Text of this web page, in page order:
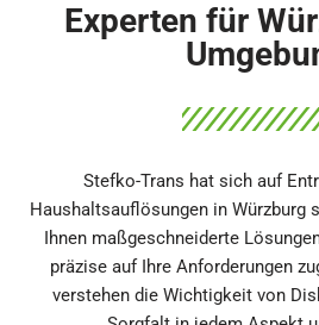
Experten für
Stefko-Trans hat sich auf
Haushaltsauflösungen in Würzburg
Ihnen maßgeschneiderte
präzise auf Ihre Anforderungen
verstehen die Wichtigkeit von